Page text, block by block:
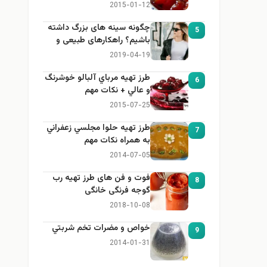
2015-01-12
5
چگونه سینه های بزرگ داشته
باشیم؟ راهکارهای طبیعی و
خانگی برای بزرگ کردن سینه
2019-04-19
6
طرز تهيه مرباي آلبالو خوشرنگ
و عالي + نكات مهم
2015-07-25
7
طرز تهيه حلوا مجلسي زعفراني
به همراه نكات مهم
2014-07-05
8
فوت و فن های طرز تهیه رب
گوجه فرنگی خانگی
2018-10-08
9 خواص و مضرات تخم شربتي
2014-01-31